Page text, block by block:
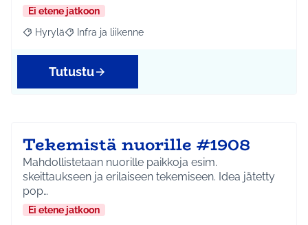
Ei etene jatkoon
Rajaa tulokset aihepiirin mukaan: Hyrylä
Hyrylä Rajaa tulokset teeman mukaan: Infra ja liikenne
Infra ja liikenne
Tutustu
Tekemistä nuorille #1908
Mahdollistetaan nuorille paikkoja esim.
skeittaukseen ja erilaiseen tekemiseen. Idea jätetty
pop…
Ei etene jatkoon